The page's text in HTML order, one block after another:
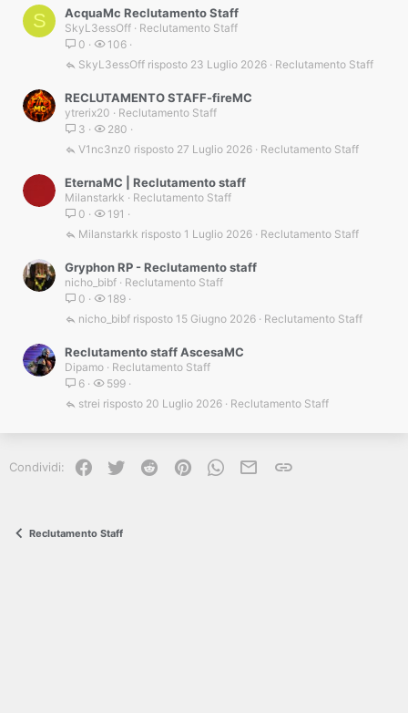
S AcquaMc Reclutamento Staff
SkyL3essOff
Reclutamento Staff
0
106
Reclutamento Staff
23 Luglio 2026
SkyL3essOff
RECLUTAMENTO STAFF-fireMC
ytrerix20
Reclutamento Staff
3
280
Reclutamento Staff
27 Luglio 2026
V1nc3nz0
EternaMC | Reclutamento staff
Milanstarkk
Reclutamento Staff
0
191
Reclutamento Staff
1 Luglio 2026
Milanstarkk
Gryphon RP - Reclutamento staff
nicho_bibf
Reclutamento Staff
0
189
Reclutamento Staff
15 Giugno 2026
nicho_bibf
Reclutamento staff AscesaMC
Dipamo
Reclutamento Staff
6
599
Reclutamento Staff
20 Luglio 2026
strei
Condividi: Facebook
Twitter Reddit PinterestWhatsApp
e-mailLink
Reclutamento Staff